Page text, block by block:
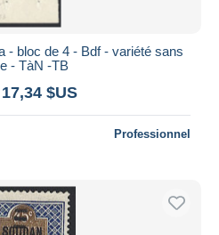
- bloc de 4 - Bdf - variété sans
- TàN -TB
$US
Professionnel